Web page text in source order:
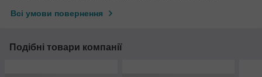
Всі умови повернення
Подібні товари компанії